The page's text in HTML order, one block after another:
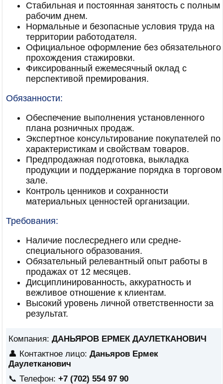
Стабильная и постоянная занятость с полным
рабочим днем.
Нормальные и безопасные условия труда на
территории работодателя.
Официальное оформление без обязательного
прохождения стажировки.
Фиксированный ежемесячный оклад с
перспективой премирования.
Обязанности:
Обеспечение выполнения установленного
плана розничных продаж.
Экспертное консультирование покупателей по
характеристикам и свойствам товаров.
Предпродажная подготовка, выкладка
продукции и поддержание порядка в торговом
зале.
Контроль ценников и сохранности
материальных ценностей организации.
Требования:
Наличие послесреднего или средне-
специального образования.
Обязательный релевантный опыт работы в
продажах от 12 месяцев.
Дисциплинированность, аккуратность и
вежливое отношение к клиентам.
Высокий уровень личной ответственности за
результат.
Компания: ДАНЬЯРОВ ЕРМЕК ДАУЛЕТКАНОВИЧ
👤 Контактное лицо: Даньяров Ермек
Даулетканович
📞 Телефон: +7 (702) 554 97 90